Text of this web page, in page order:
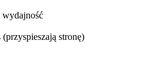
wydajność
stronę)